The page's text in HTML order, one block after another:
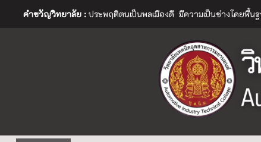
คำขวัญวิทยาลัย : ประพฤติตนเป็นพลเมืองดี มีความเป็นช่างโดยพื้